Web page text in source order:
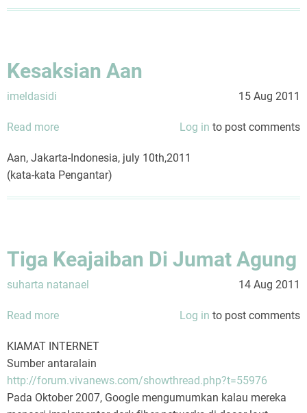
Kesaksian Aan
imeldasidi 15 Aug 2011
Read more
Aan
Log in to post comments
Aan, Jakarta-Indonesia, july 10th,2011
(kata-kata Pengantar)
Tiga Keajaiban Di Jumat Agung
suharta natanael 14 Aug 2011
Read more
Keajaiban
Di
Jumat
Agung
Log in to post comments
KIAMAT INTERNET
Sumber antaralain
http://forum.vivanews.com/showthread.php?t=55976
Pada Oktober 2007, Google mengumumkan kalau mereka